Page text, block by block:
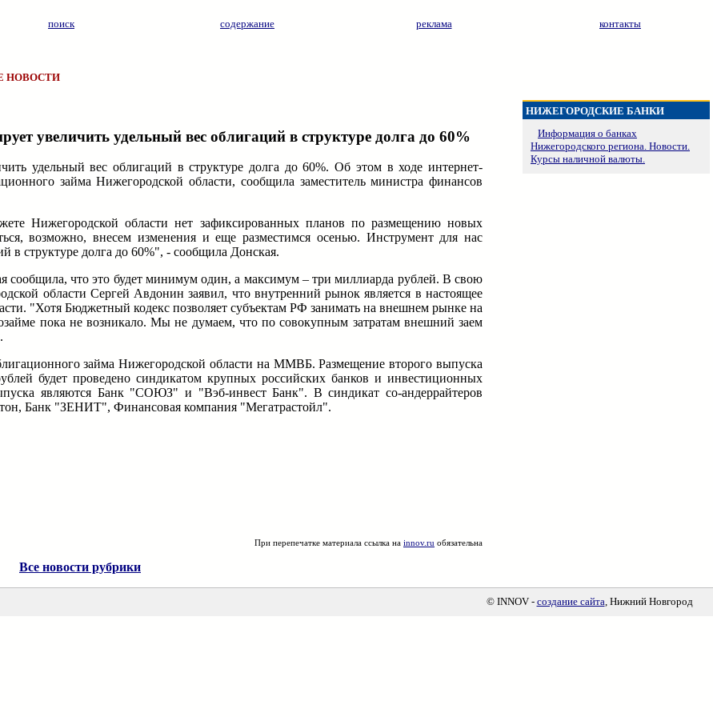
поиск содержание реклама контакты
НОВОСТИ
увеличить удельный вес облигаций в структуре долга до 60%
удельный вес облигаций в структуре долга до 60%. Об этом в ходе интернет-
займа Нижегородской области, сообщила заместитель министра финансов
Нижегородской области нет зафиксированных планов по размещению новых
возможно, внесем изменения и еще разместимся осенью. Инструмент для нас
в структуре долга до 60%", - сообщила Донская.
сообщила, что это будет минимум один, а максимум – три миллиарда рублей. В свою
области Сергей Авдонин заявил, что внутренний рынок является в настоящее
"Хотя Бюджетный кодекс позволяет субъектам РФ занимать на внешнем рынке на
пока не возникало. Мы не думаем, что по совокупным затратам внешний заем
займа Нижегородской области на ММВБ. Размещение второго выпуска
будет проведено синдикатом крупных российских банков и инвестиционных
являются Банк "СОЮЗ" и "Вэб-инвест Банк". В синдикат со-андеррайтеров
Банк "ЗЕНИТ", Финансовая компания "Мегатрастойл".
При перепечатке материала ссылка на innov.ru обязательна
Все новости рубрики
НИЖЕГОРОДСКИЕ БАНКИ
Информация о банках
Нижегородского региона. Новости.
Курсы наличной валюты.
© INNOV - создание сайта, Нижний Новгород